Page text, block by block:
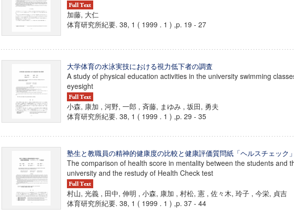
ム「超成熟社会発展のサイエンス」
加藤, 大仁
体育研究所紀要. 38, 1 ( 1999 . 1 ) ,p. 19 - 27
大学体育の水泳実技における視力低下者の調査
A study of physical education activities in the university swimming
eyesight
小森, 康加 , 河野, 一郎 , 斉藤, まゆみ , 坂田, 勇夫
体育研究所紀要. 38, 1 ( 1999 . 1 ) ,p. 29 - 35
塾生と教職員の精神的健康度の比較と健康評価質問紙「ヘルスチェック
The comparison of health score in mentality between the students and
university and the restudy of Health Check test
村山, 光義 , 田中, 伸明 , 小森, 康加 , 村松, 憲 , 佐々木, 玲子 , 今栄, 貞吉
体育研究所紀要. 38, 1 ( 1999 . 1 ) ,p. 37 - 44